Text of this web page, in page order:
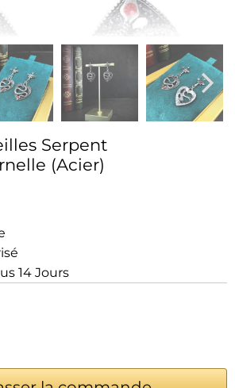
Serpent
(Acier)
14 Jours